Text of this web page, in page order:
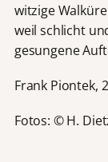
witzige
weil schlicht
gesungene
Frank Piontek,
Fotos: © H.